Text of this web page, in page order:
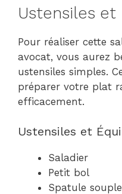
Ustensiles et
Pour réaliser cette
avocat, vous aurez
ustensiles simples.
préparer votre plat
efficacement.
Ustensiles et
Saladier
Petit bol
Spatule souple